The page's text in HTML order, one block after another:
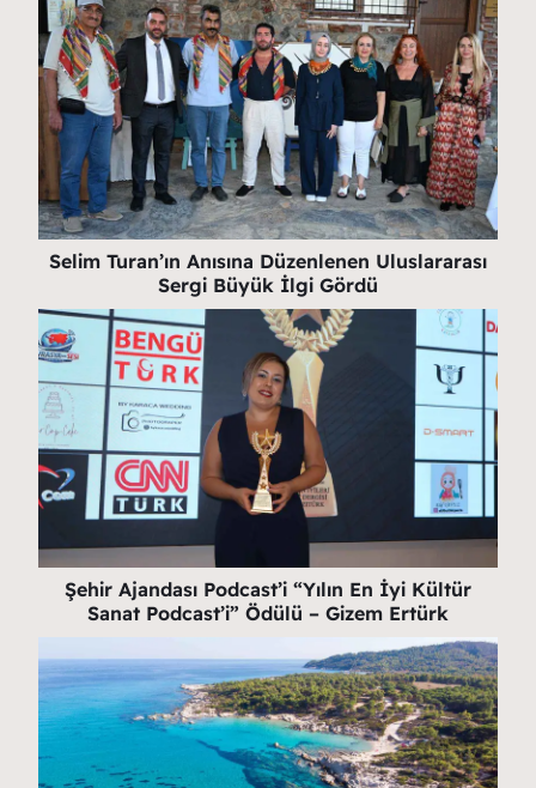
Selim Turan’ın Anısına Düzenlenen Uluslararası
Sergi Büyük İlgi Gördü
Şehir Ajandası Podcast’i “Yılın En İyi Kültür
Sanat Podcast’i” Ödülü – Gizem Ertürk